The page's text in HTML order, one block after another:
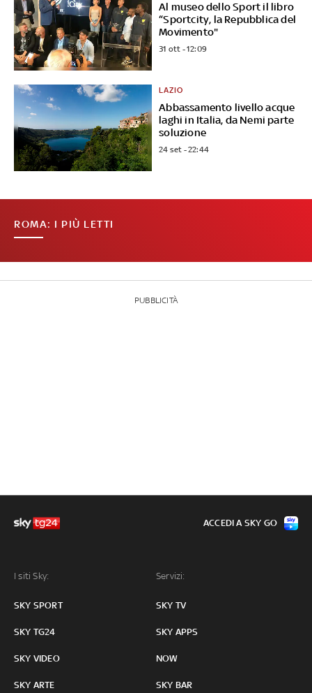
Al museo dello Sport il libro
“Sportcity, la Repubblica del
Movimento"
31 ott - 12:09
Abbassamento livello acque
laghi in Italia, da Nemi parte
soluzione
LAZIO
24 set - 22:44
ROMA: I PIÙ LETTI
PUBBLICITÀ
I siti Sky:
SKY SPORT
SKY TG24
SKY VIDEO
SKY ARTE
Servizi:
SKY TV
SKY APPS
NOW
SKY BAR
ACCEDI A SKY GO